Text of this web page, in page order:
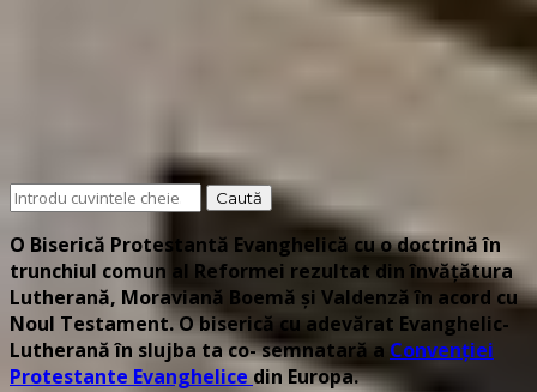
Cauți
O Biserică Protestantă Evanghelică cu o doctrină în
trunchiul comun al Reformei rezultat din învățătura
Lutherană, Moraviană Boemă și Valdenză în acord cu
Noul Testament. O biserică cu adevărat Evanghelic-
Lutherană în slujba ta co- semnatară a Convenției
Protestante Evanghelice din Europa.